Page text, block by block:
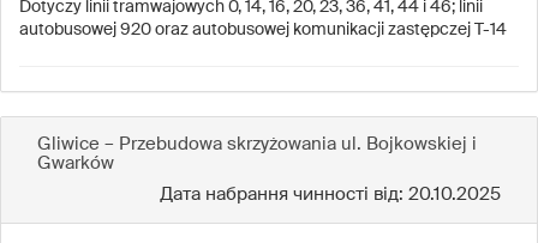
Dotyczy linii tramwajowych 0, 14, 16, 20, 23, 36, 41, 44 i 46; linii
autobusowej 920 oraz autobusowej komunikacji zastępczej T-14
Gliwice – Przebudowa skrzyżowania ul. Bojkowskiej i
Gwarków
Дата набрання чинності від: 20.10.2025